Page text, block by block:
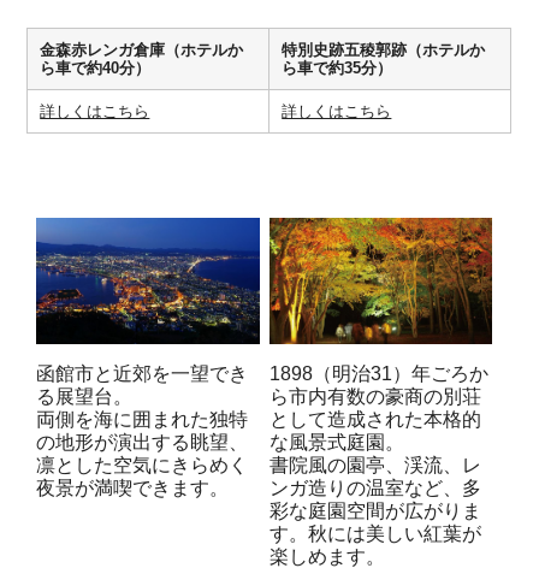
金森赤レンガ倉庫（ホテルか
ら車で約40分）
特別史跡五稜郭跡（ホテルか
ら車で約35分）
詳しくはこちら 詳しくはこちら
函館市と近郊を一望でき
る展望台。
両側を海に囲まれた独特
の地形が演出する眺望、
凛とした空気にきらめく
夜景が満喫できます。
1898（明治31）年ごろか
ら市内有数の豪商の別荘
として造成された本格的
な風景式庭園。
書院風の園亭、渓流、レ
ンガ造りの温室など、多
彩な庭園空間が広がりま
す。秋には美しい紅葉が
楽しめます。